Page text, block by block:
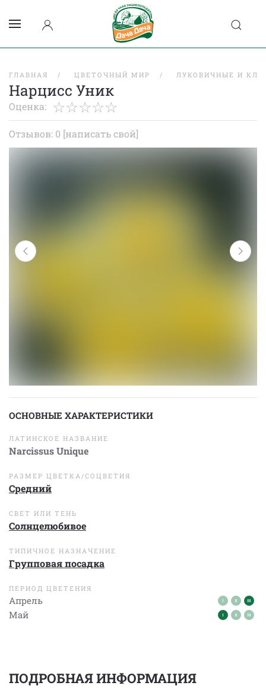
ГЛАВНАЯ ЦВЕТОЧНЫЙ МИР ЛУКОВИЧНЫЕ И
Нарцисс Уник
Оценка:
Отзывов: 0 [написать свой]
ОСНОВНЫЕ ХАРАКТЕРИСТИКИ
ЛАТИНСКОЕ НАЗВАНИЕ
Narcissus Unique
РАЗМЕР ЦВЕТКА/СОЦВЕТИЯ
Средний
СВЕТ ИЛИ ТЕНЬ
Солнцелюбивое
ТИПИЧНОЕ НАЗНАЧЕНИЕ
Групповая посадка
ПЕРИОД ЦВЕТЕНИЯ
Апрель
Май
ПОДРОБНАЯ ИНФОРМАЦИЯ